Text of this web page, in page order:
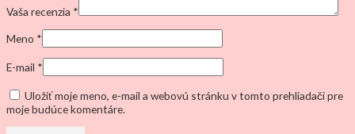
Vaša recenzia *
Meno *
E-mail *
Uložiť moje meno, e-mail a webovú stránku v tomto prehliadači pre
moje budúce komentáre.